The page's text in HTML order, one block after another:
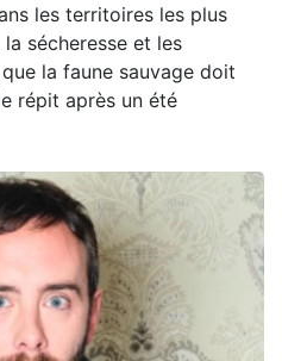
les territoires les plus
sécheresse et les
la faune sauvage doit
répit après un été